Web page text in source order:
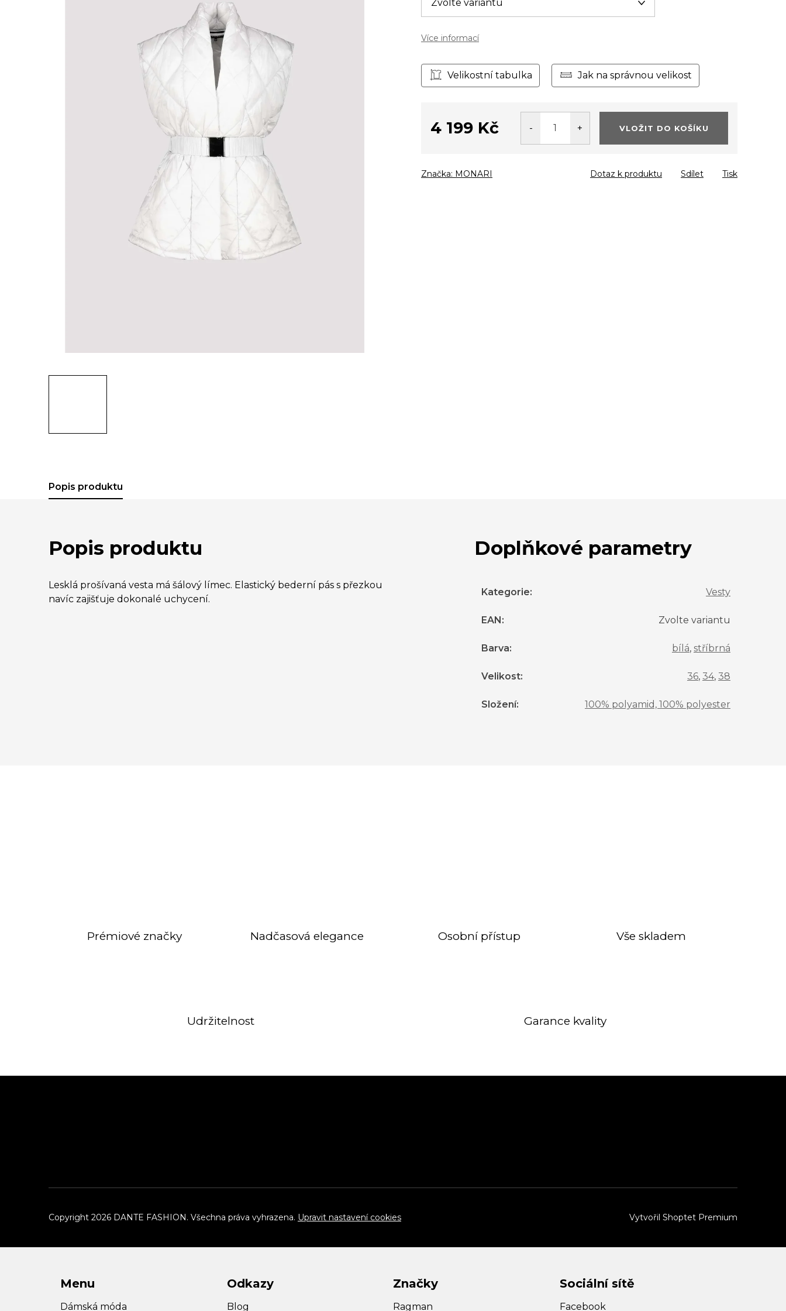
Více informací
Velikostní tabulka Jak na správnou velikost
4 199 Kč VLOŽIT DO KOŠÍKU
Značka: MONARI Tisk
Dotaz k produktu Sdílet
Popis produktu
Popis produktu
Lesklá prošívaná vesta má šálový límec. Elastický bederní pás s přezkou
navíc zajišťuje dokonalé uchycení.
Doplňkové parametry
Kategorie: Vesty
EAN : Zvolte variantu
Barva: bílá, stříbrná
Velikost: 36, 34, 38
Složení: 100% polyamid, 100% polyester
Prémiové značky Nadčasová elegance Osobní přístup Vše skladem
Udržitelnost Garance kvality
Vytvořil Shoptet Premium
Copyright 2026 DANTE FASHION . Všechna práva vyhrazena. Upravit nastavení cookies
Menu
Dámská móda
Odkazy
Blog
Značky
Ragman
Sociální sítě
Facebook